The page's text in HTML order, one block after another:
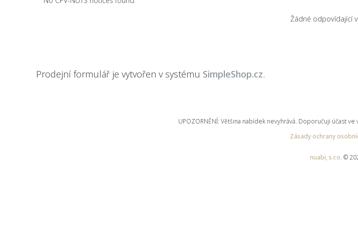
Žádné odpovídající
Prodejní formulář je vytvořen v systému SimpleShop.cz.
UPOZORNĚNÍ: Většina nabídek nevyhrává. Doporučuji účast
Zásady ochrany
nuabi, s.r.o. ©